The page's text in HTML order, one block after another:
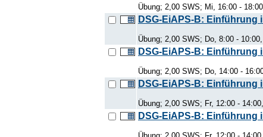
Übung; 2,00 SWS; Mi, 16:00 -
DSG-EiAPS-B: Einführung
Übung; 2,00 SWS; Do, 8:00 -
DSG-EiAPS-B: Einführung
Übung; 2,00 SWS; Do, 14:00 -
DSG-EiAPS-B: Einführung
Übung; 2,00 SWS; Fr, 12:00 -
DSG-EiAPS-B: Einführung